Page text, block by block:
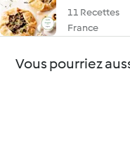
11 Recettes
France
Vous pourriez